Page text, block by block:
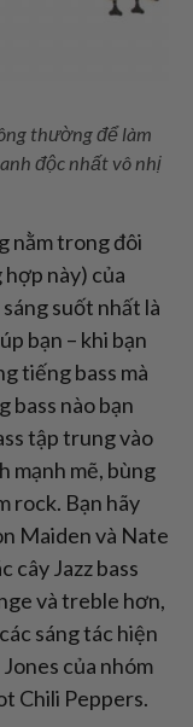
thường để làm
độc nhất vô nhị
nằm trong đôi
này) của
suốt nhất là
bạn – khi bạn
tiếng bass mà
bass nào bạn
tập trung vào
mạnh mẽ, bùng
rock. Bạn hãy
Maiden và Nate
cây Jazz bass
và treble hơn,
sáng tác hiện
của nhóm
Chili Peppers.